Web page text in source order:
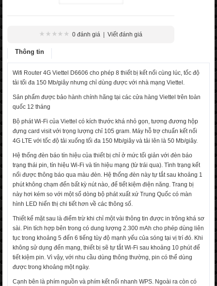
0 đánh giá Viết đánh giá
Thông tin
Wifi Router 4G Viettel D6606 cho phép 8 thiết bị kết nối cùng lúc, tốc độ
tải tối đa 150 Mb/giây nhưng chỉ dùng được với nhà mạng Viettel.
Sản phẩm được bảo hành chính hãng tại các cửa hàng Viettel trên toàn
quốc 12 tháng
Bộ phát Wi-Fi của Viettel có kích thước khá nhỏ gọn, tương đương hộp
đựng card visit với trọng lượng chỉ 105 gram. Máy hỗ trợ chuẩn kết nối
4G LTE với tốc độ tải xuống tối đa 150 Mb/giây và tải lên là 50 Mb/giây.
Hệ thống đèn báo tín hiệu của thiết bị chỉ ở mức tối giản với đèn báo
trạng thái pin, tín hiệu Wi-Fi và tín hiệu mạng (từ trái qua). Tình trạng kết
nối được thông báo qua màu đèn. Hệ thống đèn này tự tắt sau khoảng 1
phút không chạm đến bất kỳ nút nào, để tiết kiệm điện năng. Trang bị
này hơi kém so với một số dòng bộ phát xuất xứ Trung Quốc có màn
hình LED hiển thị chi tiết hơn về các thông số.
Thiết kế mặt sau là điểm trừ khi chỉ một vài thông tin được in trông khá sơ
sài. Pin tích hợp bên trong có dung lượng 2.300 mAh cho phép dùng liên
tục trong khoảng 5 đến 6 tiếng tùy độ mạnh yếu của sóng tại vị trí đó. Khi
không sử dụng đến mạng, thiết bị sẽ tự tắt Wi-Fi sau khoảng 10 phút để
tiết kiệm pin. Vì vậy, với nhu cầu dùng thông thường, pin có thể dùng
được trong khoảng một ngày.
Cạnh bên là phím nguồn và phím kết nối nhanh WPS. Ngoài ra còn có